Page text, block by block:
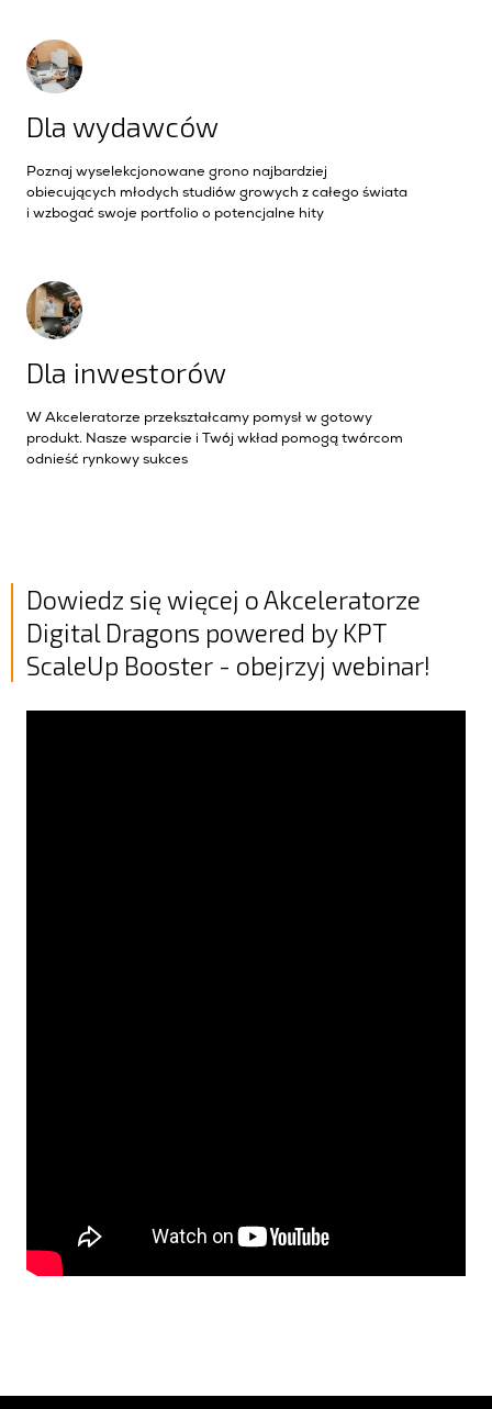
Dla wydawców
Poznaj wyselekcjonowane grono najbardziej
obiecujących młodych studiów growych z całego świata
i wzbogać swoje portfolio o potencjalne hity
Dla inwestorów
W Akceleratorze przekształcamy pomysł w gotowy
produkt. Nasze wsparcie i Twój wkład pomogą twórcom
odnieść rynkowy sukces
Dowiedz się więcej o Akceleratorze
Digital Dragons powered by KPT
ScaleUp Booster - obejrzyj webinar!